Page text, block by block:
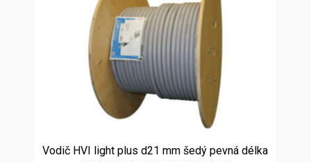
Vodič HVI light plus d21 mm šedý pevná délka